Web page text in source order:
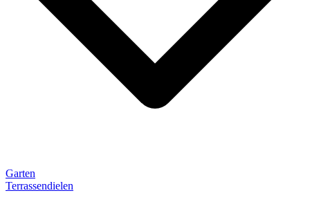
Garten
Terrassendielen